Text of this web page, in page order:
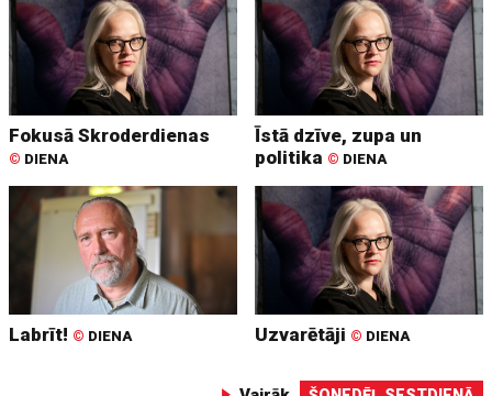
Fokusā Skroderdienas
© DIENA
Īstā dzīve, zupa un
politika © DIENA
Labrīt! © DIENA Uzvarētāji © DIENA